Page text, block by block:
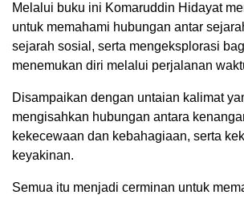
Melalui buku ini Komaruddin Hidayat
untuk memahami hubungan antar
sejarah sosial, serta mengeksplorasi
menemukan diri melalui perjalanan
Disampaikan dengan untaian kalimat
mengisahkan hubungan antara
kekecewaan dan kebahagiaan, serta
keyakinan.
Semua itu menjadi cerminan untuk